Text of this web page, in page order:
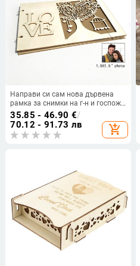
Направи си сам нова дървена
рамка за снимки на г-н и госпожа
MRMRS Книга за вписване на
сватбени гости Книга за гости
със сватбен подпис
35.85 - 46.90 €/
70.12 - 91.73 лв
add_shopping_cart